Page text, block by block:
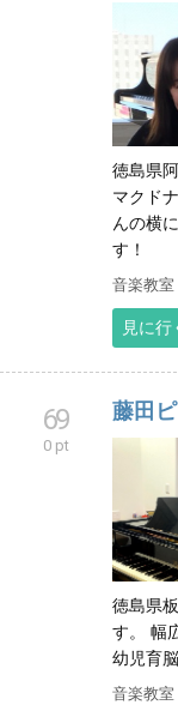
徳島県
マクド
んの横
す！
音楽教室
見に行
69
0 pt
藤田
徳島県
す。 幅
幼児育
音楽教室